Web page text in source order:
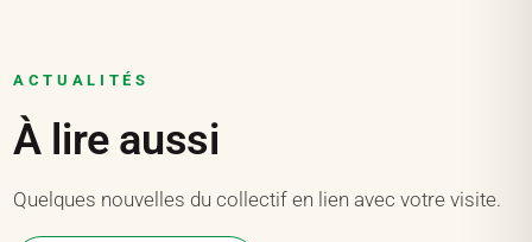
ACTUALITÉS
À lire aussi
Quelques nouvelles du collectif en lien avec votre visite.